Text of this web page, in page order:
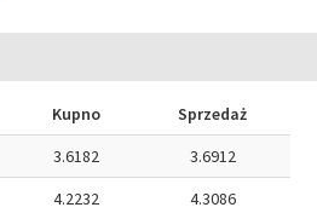
Kupno
Sprzedaż
3.6182
3.6912
4.2232
4.3086